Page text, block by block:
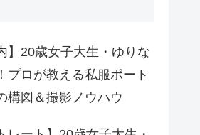
】20歳女子大生・ゆりな
プロが教える私服ポート
構図＆撮影ノウハウ